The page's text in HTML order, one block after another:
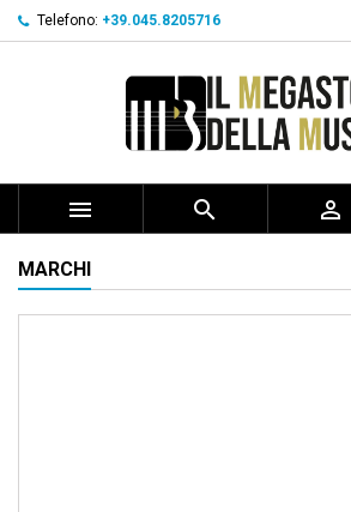
Telefono: +39.045.8205716
  
MARCHI